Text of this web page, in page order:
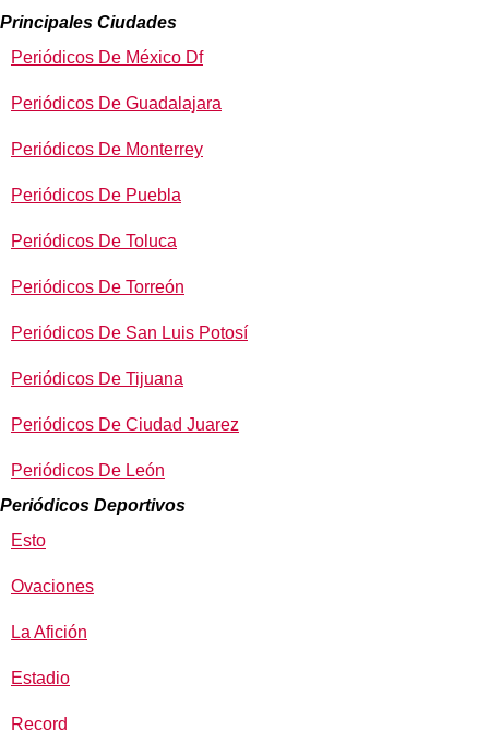
Principales Ciudades
Periódicos De México Df
Periódicos De Guadalajara
Periódicos De Monterrey
Periódicos De Puebla
Periódicos De Toluca
Periódicos De Torreón
Periódicos De San Luis Potosí
Periódicos De Tijuana
Periódicos De Ciudad Juarez
Periódicos De León
Periódicos Deportivos
Esto
Ovaciones
La Afición
Estadio
Record